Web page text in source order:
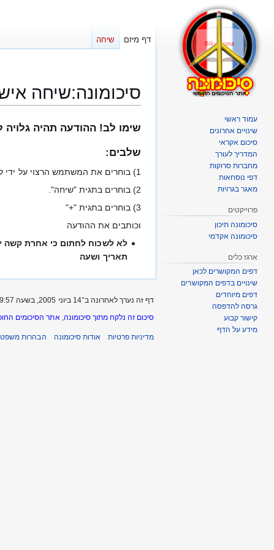
סיכומונה:שיחה
שימו לב! ההודעה תהיה
שלבים:
1) בוחרים את המשתמש הרצוי על ידי לחיצה על שם המשתמש.
2) בוחרים בתגית "שיחה".
3) בוחרים בתגית "+"
וכותבים את ההודעה
תאריך ושעה
דף מיזם שיחה
עמוד ראשי
שינויים אחרונים
סיכום אקראי
המדריך לעורך
מחברות סרוקות
דפי נוסחאות
מאגר בגרויות
פרוייקטים
סיכומונה תיכון
סיכומונה אקדמי
ארגז כלים
דפים המקושרים לכאן
שינויים בדפים המקושרים
דפים מיוחדים
גרסה להדפסה
קישור קבוע
מידע על הדף
דף זה נערך לאחרונה ב־14 ביוני 2005, בשעה 09:57.
סיכום זה נלקח מתוך סיכומונה, אתר הסיכומים
מדיניות פרטיות אודות סיכומונה הבהרות